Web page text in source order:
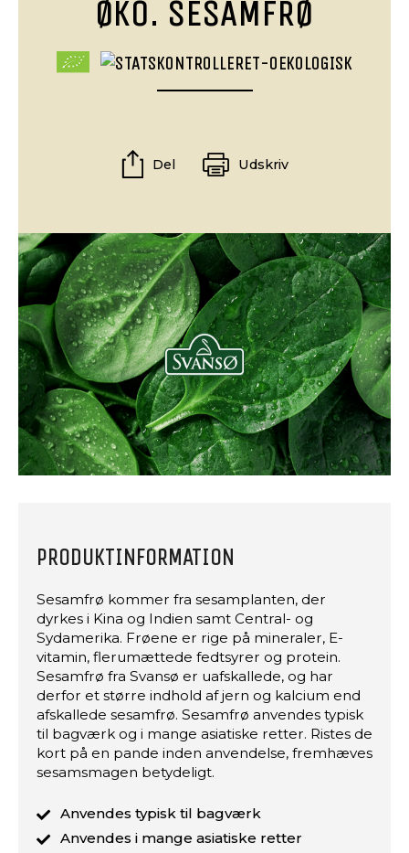
ØKO. SESAMFRØ
Del Udskriv
PRODUKTINFORMATION
Sesamfrø kommer fra sesamplanten, der
dyrkes i Kina og Indien samt Central- og
Sydamerika. Frøene er rige på mineraler, E-
vitamin, flerumættede fedtsyrer og protein.
Sesamfrø fra Svansø er uafskallede, og har
derfor et større indhold af jern og kalcium end
afskallede sesamfrø. Sesamfrø anvendes typisk
til bagværk og i mange asiatiske retter. Ristes de
kort på en pande inden anvendelse, fremhæves
sesamsmagen betydeligt.
Anvendes typisk til bagværk
Anvendes i mange asiatiske retter